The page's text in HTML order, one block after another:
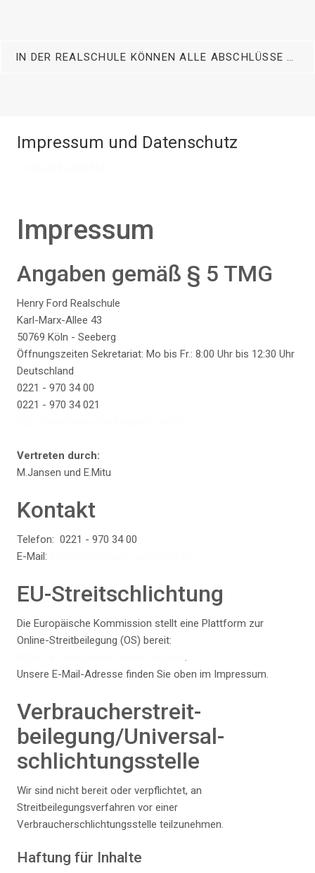
IN DER REALSCHULE KÖNNEN ALLE ABSCHLÜSSE DER SEK I ERWORBEN WERDEN:
Impressum und Datenschutz
Impressum
Angaben gemäß § 5 TMG
Henry Ford Realschule
Karl-Marx-Allee 43
50769 Köln - Seeberg
Öffnungszeiten Sekretariat: Mo bis Fr.: 8:00 Uhr bis 12:30 Uhr
Deutschland
0221 - 970 34 00
0221 - 970 34 021
Vertreten durch:
M.Jansen und E.Mitu
Kontakt
Telefon: 0221 - 970 34 00
E-Mail:
EU-Streitschlichtung
Die Europäische Kommission stellt eine Plattform zur
Online-Streitbeilegung (OS) bereit:
.
Unsere E-Mail-Adresse finden Sie oben im Impressum.
Verbraucher­streit­
beilegung/Universal­
schlichtungs­stelle
Wir sind nicht bereit oder verpflichtet, an
Streitbeilegungsverfahren vor einer
Verbraucherschlichtungsstelle teilzunehmen.
Haftung für Inhalte